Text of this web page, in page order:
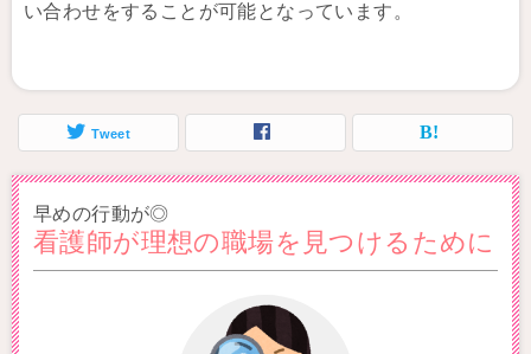
い合わせをすることが可能となっています。
Tweet
早めの行動が◎
看護師が理想の職場を見つけるために